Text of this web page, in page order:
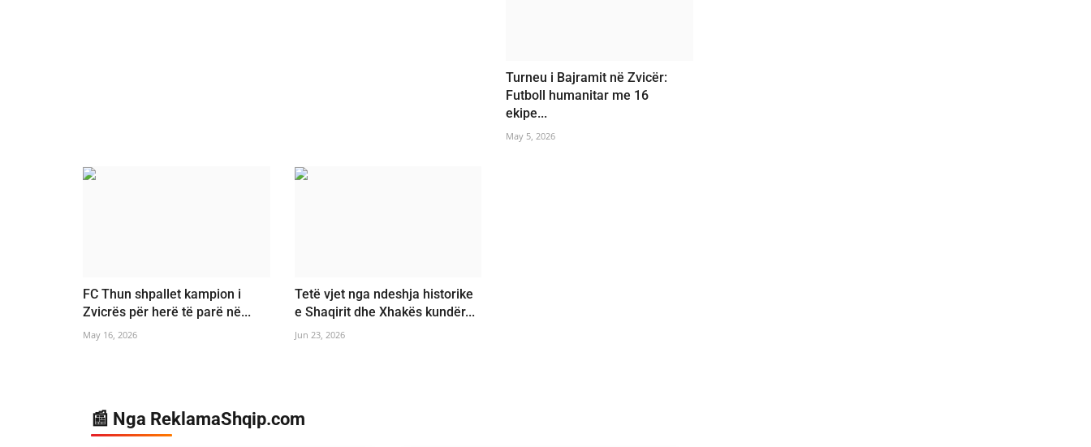
Turneu i Bajramit në Zvicër:
Futboll humanitar me 16
ekipe...
May 5, 2026
FC Thun shpallet kampion i
Zvicrës për herë të parë në...
May 16, 2026
Tetë vjet nga ndeshja historike
e Shaqirit dhe Xhakës kundër...
Jun 23, 2026
📰 Nga ReklamaShqip.com